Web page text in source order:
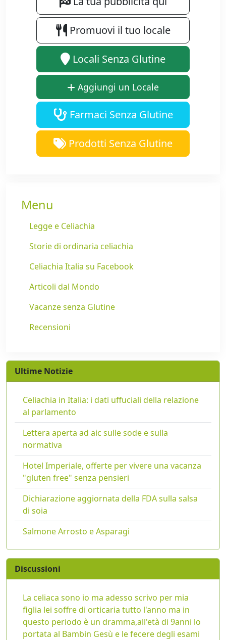
Promuovi il tuo locale
Locali Senza Glutine
Aggiungi un Locale
Farmaci Senza Glutine
Prodotti Senza Glutine
Menu
Legge e Celiachia
Storie di ordinaria celiachia
Celiachia Italia su Facebook
Articoli dal Mondo
Vacanze senza Glutine
Recensioni
Ultime Notizie
Celiachia in Italia: i dati uffuciali della relazione
al parlamento
Lettera aperta ad aic sulle sode e sulla
normativa
Hotel Imperiale, offerte per vivere una vacanza
"gluten free" senza pensieri
Dichiarazione aggiornata della FDA sulla salsa
di soia
Salmone Arrosto e Asparagi
Discussioni
La celiaca sono io ma adesso scrivo per mia
figlia lei soffre di orticaria tutto l'anno ma in
questo periodo è un dramma,all'età di 9anni lo
portata al Bambin Gesù e le fecere degli esami